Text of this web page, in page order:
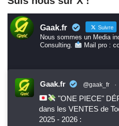
Gaak.fr Suivre
Nous sommes un Media
Consulting.
Mail pro :
Gaak.fr @gaak_fr ·
"ONE PIECE"
dans les VENTES de
2025 - 2026 :